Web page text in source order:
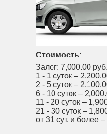
Стоимость:
Залог: 7,000.00 руб.
1 - 1 суток –
2 - 5 суток –
6 - 10 суток –
11 - 20 суток –
21 - 30 суток –
от 31 сут. и более –